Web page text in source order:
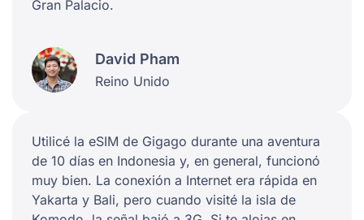
Gran Palacio.
David Pham
Reino Unido
Utilicé la eSIM de Gigago durante una aventura
de 10 días en Indonesia y, en general, funcionó
muy bien. La conexión a Internet era rápida en
Yakarta y Bali, pero cuando visité la isla de